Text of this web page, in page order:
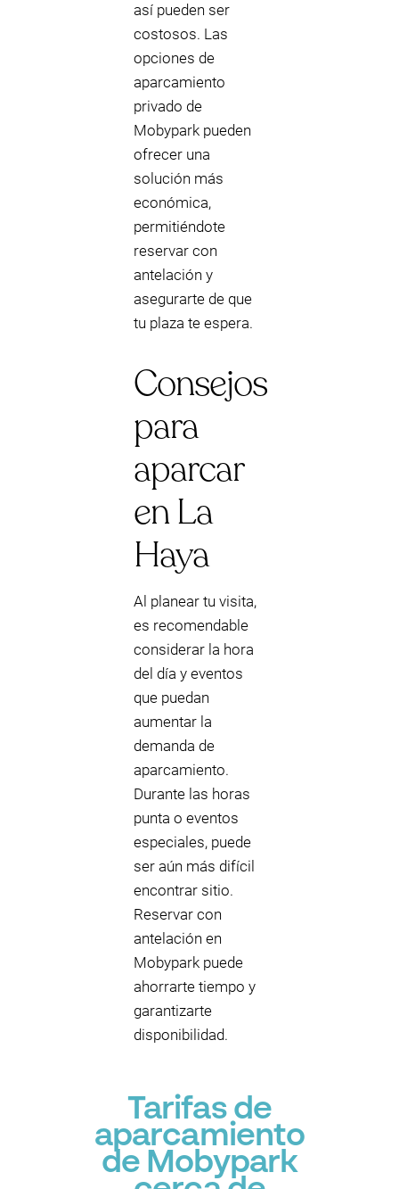
así pueden ser
costosos. Las
opciones de
aparcamiento
privado de
Mobypark pueden
ofrecer una
solución más
económica,
permitiéndote
reservar con
antelación y
asegurarte de que
tu plaza te espera.
Consejos
para
aparcar
en La
Haya
Al planear tu visita,
es recomendable
considerar la hora
del día y eventos
que puedan
aumentar la
demanda de
aparcamiento.
Durante las horas
punta o eventos
especiales, puede
ser aún más difícil
encontrar sitio.
Reservar con
antelación en
Mobypark puede
ahorrarte tiempo y
garantizarte
disponibilidad.
Tarifas de
aparcamiento
de Mobypark